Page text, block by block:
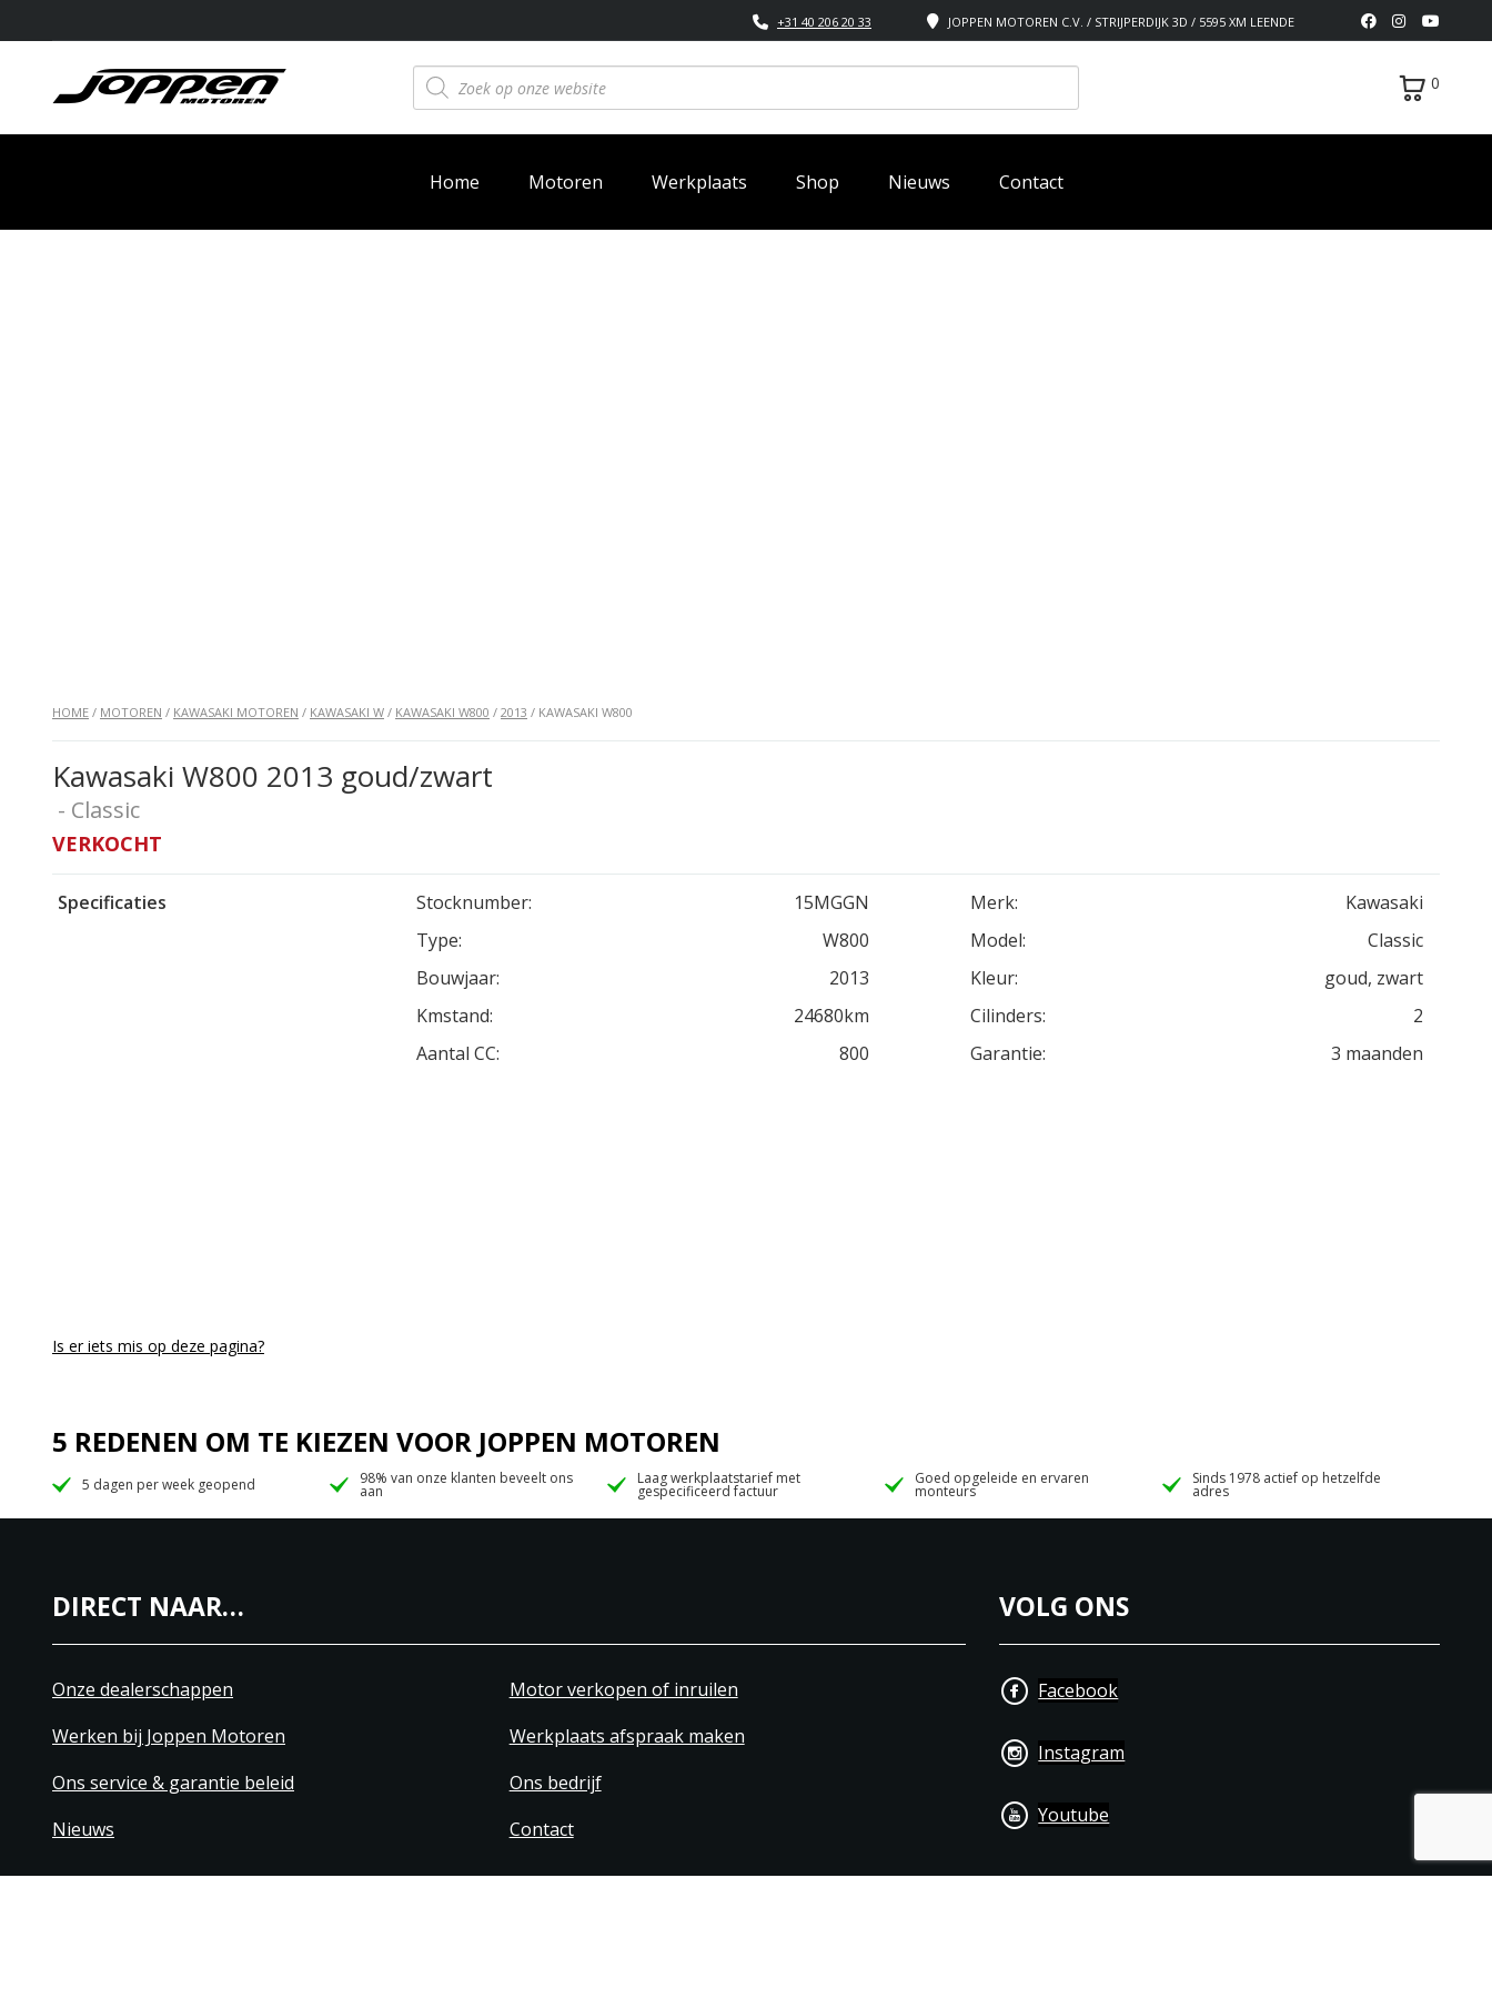
JOPPEN MOTOREN C.V. / STRIJPERDIJK 3D / 5595 XM LEENDE
+31 40 206 20 33
Producten
zoeken 0
Home Motoren Werkplaats Shop Nieuws Contact
HOME / MOTOREN / KAWASAKI MOTOREN / KAWASAKI W / KAWASAKI W800 / 2013 / KAWASAKI W800
Kawasaki W800 2013 goud/zwart
- Classic
VERKOCHT
Specificaties Stocknumber: 15MGGN Merk:
Kawasaki
Type:
W800 Model:
Classic
Bouwjaar:
2013 Kleur:
goud, zwart
Kmstand:
24680km Cilinders:
2
Aantal CC:
800 Garantie: 3 maanden
Is er iets mis op deze pagina?
5 REDENEN OM TE KIEZEN VOOR JOPPEN MOTOREN
5 dagen per week geopend 98% van onze klanten beveelt ons
aan
Laag werkplaatstarief met
gespecificeerd factuur
Goed opgeleide en ervaren
monteurs
Sinds 1978 actief op hetzelfde
adres
DIRECT NAAR…
Onze dealerschappen
Motor verkopen of inruilen
Werken bij Joppen Motoren
Werkplaats afspraak maken
Ons service & garantie beleid
Ons bedrijf
Nieuws
Contact
VOLG ONS
Facebook
Instagram
Youtube